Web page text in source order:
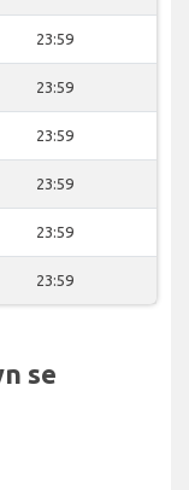
23:59
23:59
23:59
23:59
23:59
23:59
se